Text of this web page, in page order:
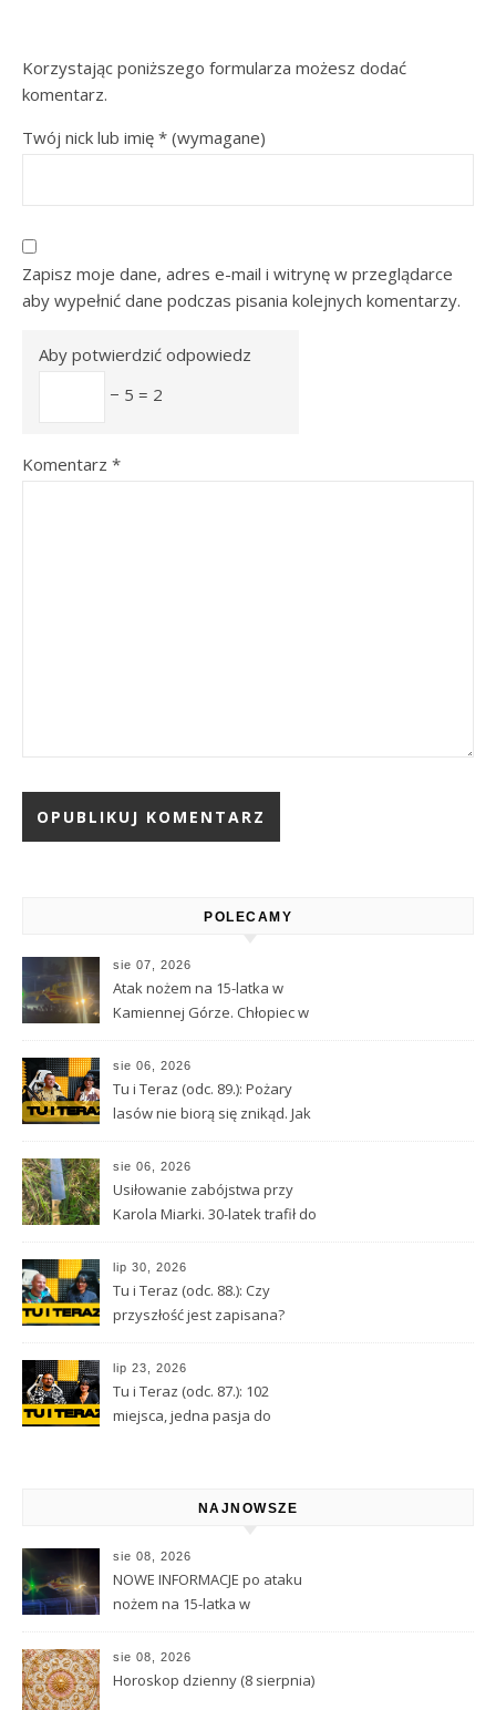
Korzystając poniższego formularza możesz dodać
komentarz.
Twój nick lub imię * (wymagane)
Zapisz moje dane, adres e-mail i witrynę w przeglądarce
aby wypełnić dane podczas pisania kolejnych komentarzy.
Aby potwierdzić odpowiedz
− 5 = 2
Komentarz *
POLECAMY
sie 07, 2026
Atak nożem na 15-latka w
Kamiennej Górze. Chłopiec w
przetransportowany
śmigłowcem LPR
sie 06, 2026
Tu i Teraz (odc. 89.): Pożary
lasów nie biorą się znikąd. Jak
sie 06, 2026
Usiłowanie zabójstwa przy
Karola Miarki. 30-latek trafił do
lip 30, 2026
Tu i Teraz (odc. 88.): Czy
przyszłość jest zapisana?
astrologii i przeznaczeniu
lip 23, 2026
Tu i Teraz (odc. 87.): 102
miejsca, jedna pasja do
NAJNOWSZE
sie 08, 2026
NOWE INFORMACJE po ataku
nożem na 15-latka w
sie 08, 2026
Horoskop dzienny (8 sierpnia)